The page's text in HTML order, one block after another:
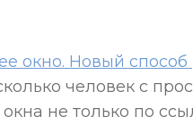
окно. Новый
человек с
не только по